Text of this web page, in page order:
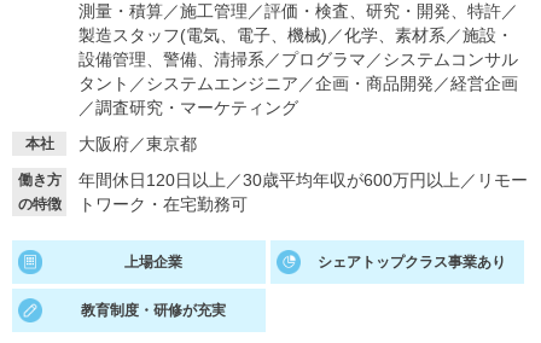
就活ノウハウが満載！ お役立ち記事・相談室など
適職診断
あなたに合う仕事を診断！
就活チャンネル
動画で対策講座をチェック
就活ニュースペーパー
就活時事ニュースを更新 不明点があればこちら
測量・積算／施工管理 ／評価・検査、研究・開発、特許／
製造スタッフ(電気、電子、機械) ／化学、素材系 ／施設・
設備管理、警備、清掃系 ／プログラマ ／システムコンサル
タント ／システムエンジニア ／企画・商品開発 ／経営企画
／調査研究・マーケティング
本社 大阪府／東京都
働き方
の特徴
年間休日120日以上 ／30歳平均年収が600万円以上 ／ リモー
トワーク・在宅勤務可
上場企業 シェアトップクラス事業あり
教育制度・研修が充実